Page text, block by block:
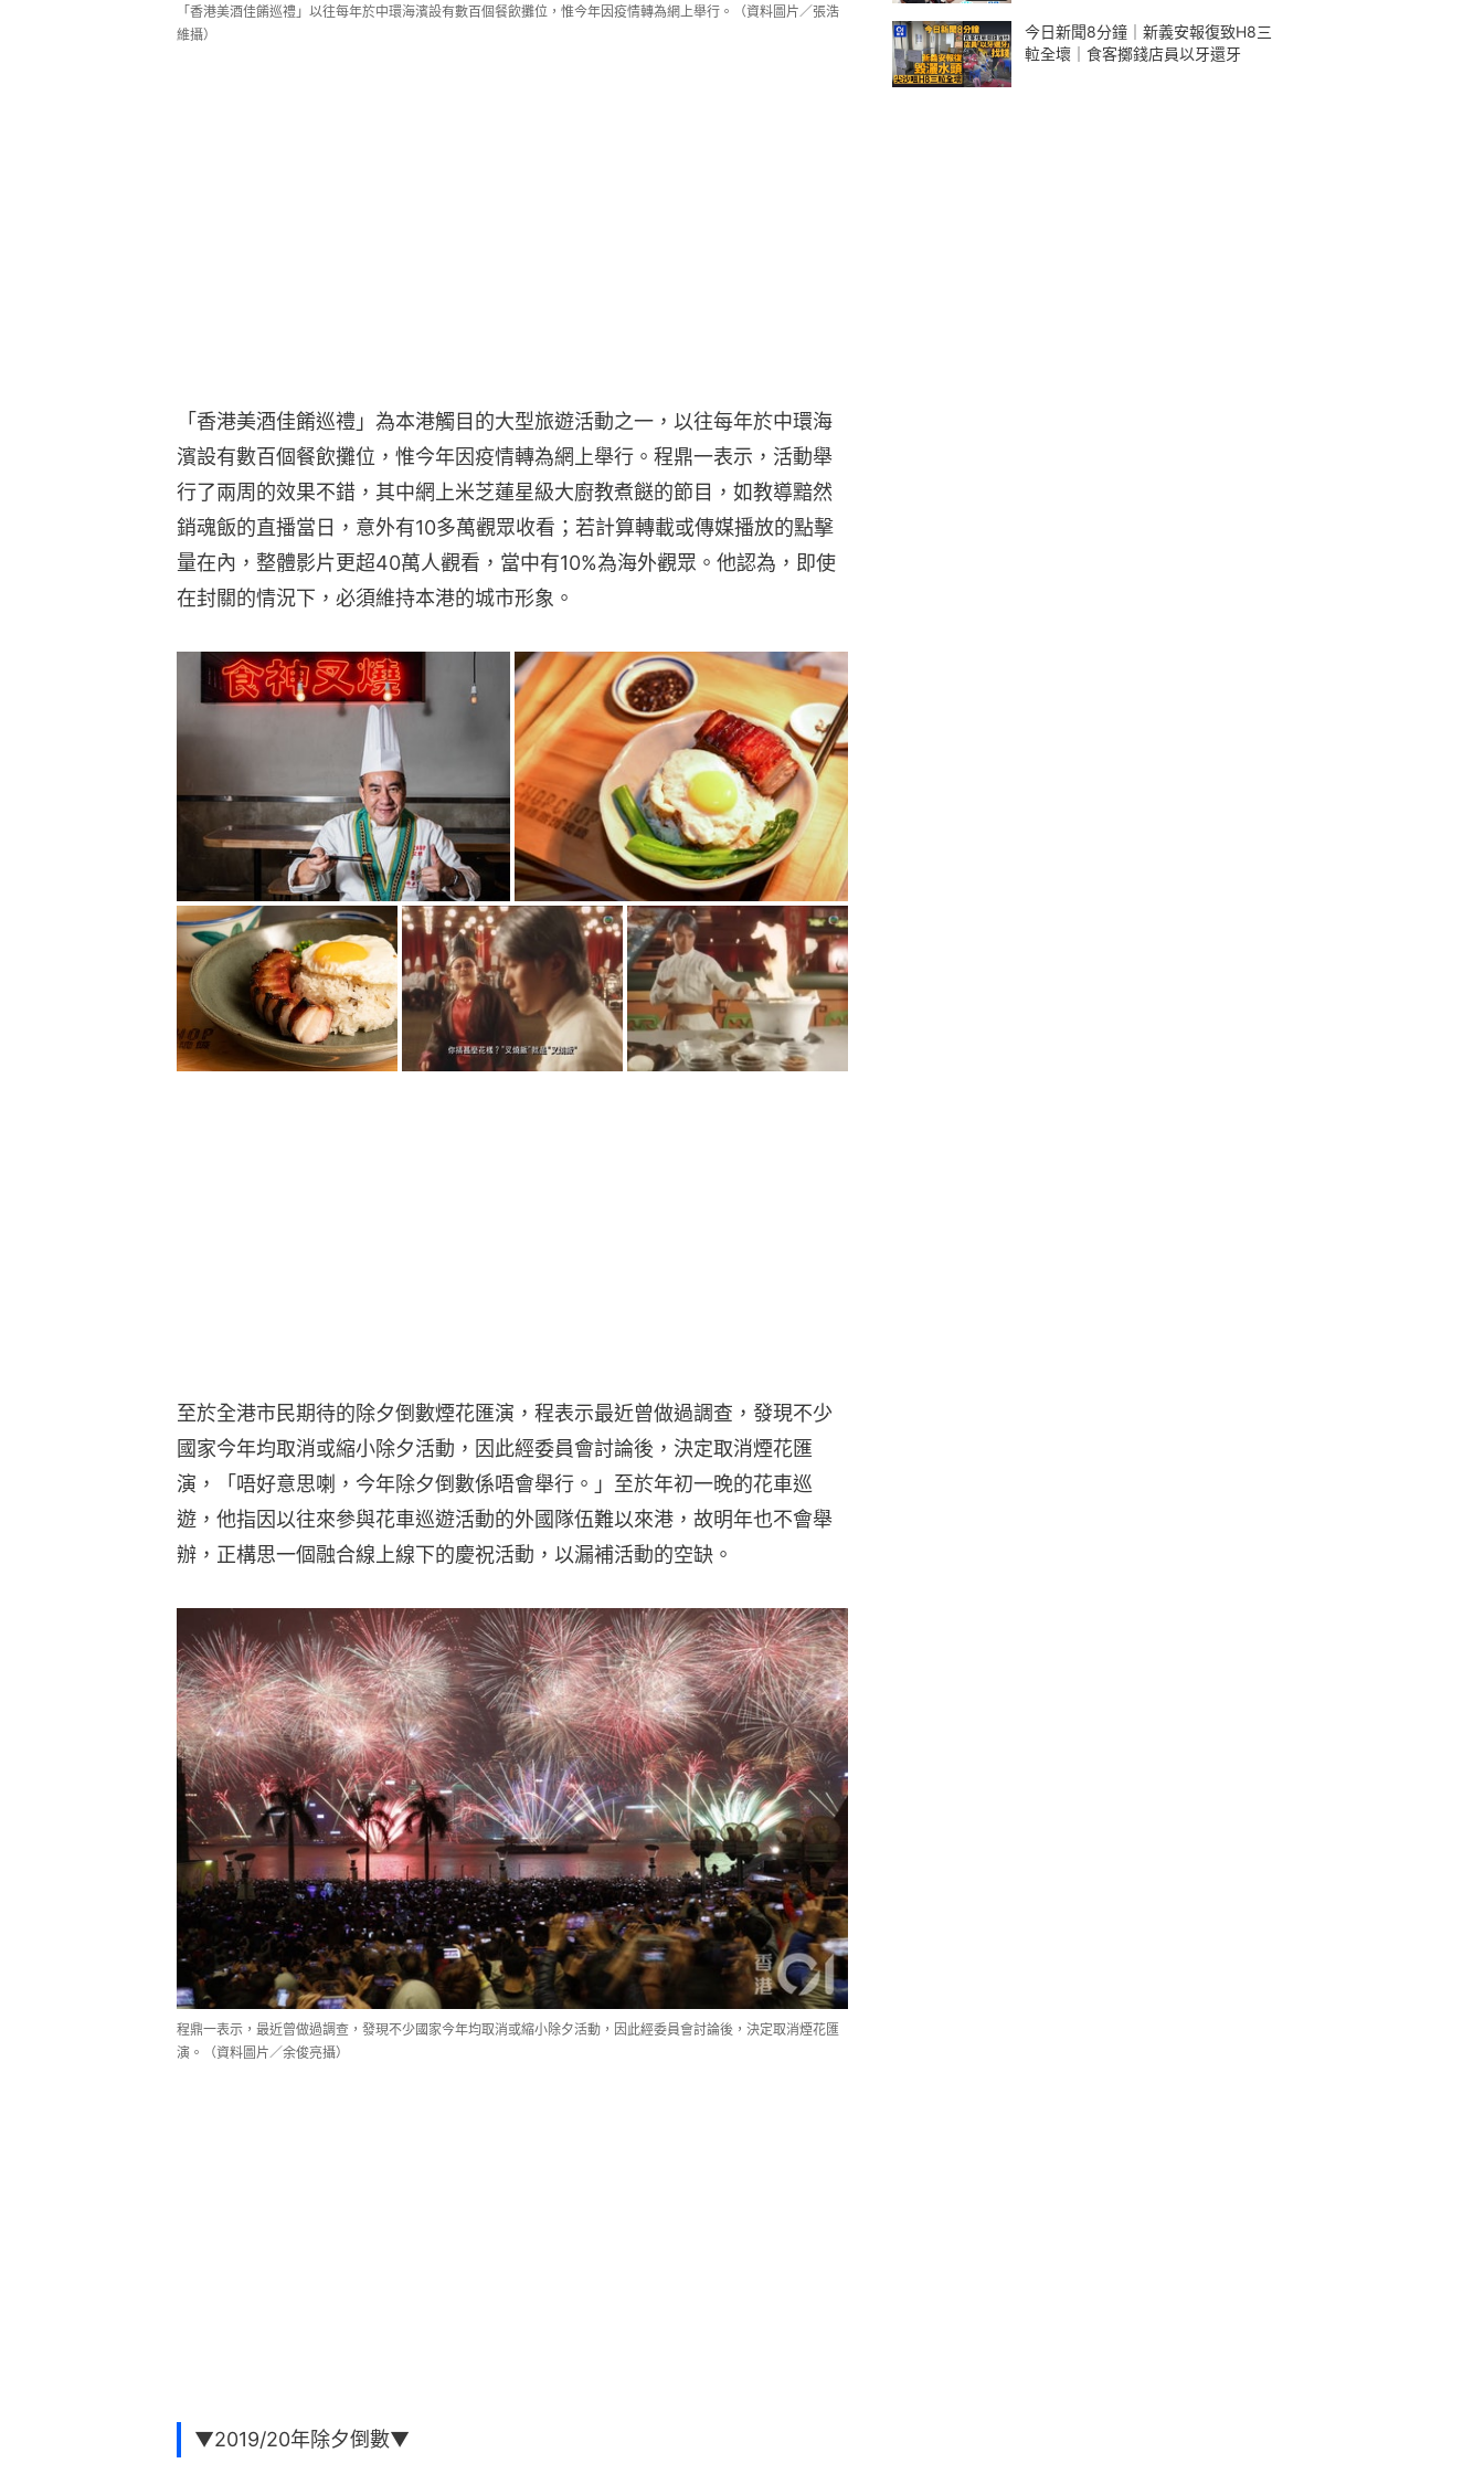
「香港美酒佳餚巡禮」以往每年於中環海濱設有數百個餐飲攤位，惟今年因疫情轉為網上舉行。（資料圖片／張浩
維攝）
「香港美酒佳餚巡禮」為本港觸目的大型旅遊活動之一，以往每年於中環海
濱設有數百個餐飲攤位，惟今年因疫情轉為網上舉行。程鼎一表示，活動舉
行了兩周的效果不錯，其中網上米芝蓮星級大廚教煮餸的節目，如教導黯然
銷魂飯的直播當日，意外有10多萬觀眾收看；若計算轉載或傳媒播放的點擊
量在內，整體影片更超40萬人觀看，當中有10%為海外觀眾。他認為，即使
在封關的情況下，必須維持本港的城市形象。
至於全港市民期待的除夕倒數煙花匯演，程表示最近曾做過調查，發現不少
國家今年均取消或縮小除夕活動，因此經委員會討論後，決定取消煙花匯
演，「唔好意思喇，今年除夕倒數係唔會舉行。」至於年初一晚的花車巡
遊，他指因以往來參與花車巡遊活動的外國隊伍難以來港，故明年也不會舉
辦，正構思一個融合線上線下的慶祝活動，以漏補活動的空缺。
程鼎一表示，最近曾做過調查，發現不少國家今年均取消或縮小除夕活動，因此經委員會討論後，決定取消煙花匯
演。（資料圖片／余俊亮攝）
▼2019/20年除夕倒數▼
今日新聞8分鐘｜新義安報復致H8三
𨋢全壞｜食客擲錢店員以牙還牙